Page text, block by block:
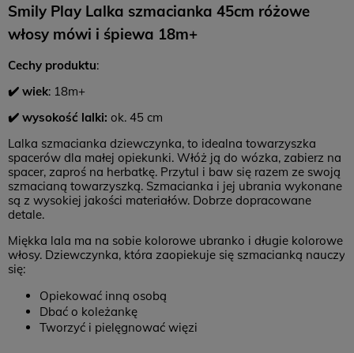
14,99 zł 18,99 zł 0 zł
Czas na zwrot:
Koszt zwrotu: 12,99 (
Brak konieczności drukowania listu przewozowego
Smily Play Lalka szmacianka 45cm różowe
włosy mówi i śpiewa 18m+
Cechy produktu:
✔️ wiek: 18m+
✔️ wysokość lalki: ok. 45 cm
Lalka szmacianka dziewczynka, to idealna towarzyszka
spacerów dla małej opiekunki. Włóż ją do wózka, zabierz na
spacer, zaproś na herbatkę. Przytul i baw się razem ze swoją
szmacianą towarzyszką. Szmacianka i jej ubrania wykonane
są z wysokiej jakości materiałów. Dobrze dopracowane
detale.
Miękka lala ma na sobie kolorowe ubranko i długie kolorowe
włosy. Dziewczynka, która zaopiekuje się szmacianką nauczy
się:
Opiekować inną osobą
Dbać o koleżankę
Tworzyć i pielęgnować więzi